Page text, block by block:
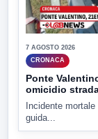
7 AGOSTO 2026
CRONACA
Ponte
omicidio
Incidente
guida...